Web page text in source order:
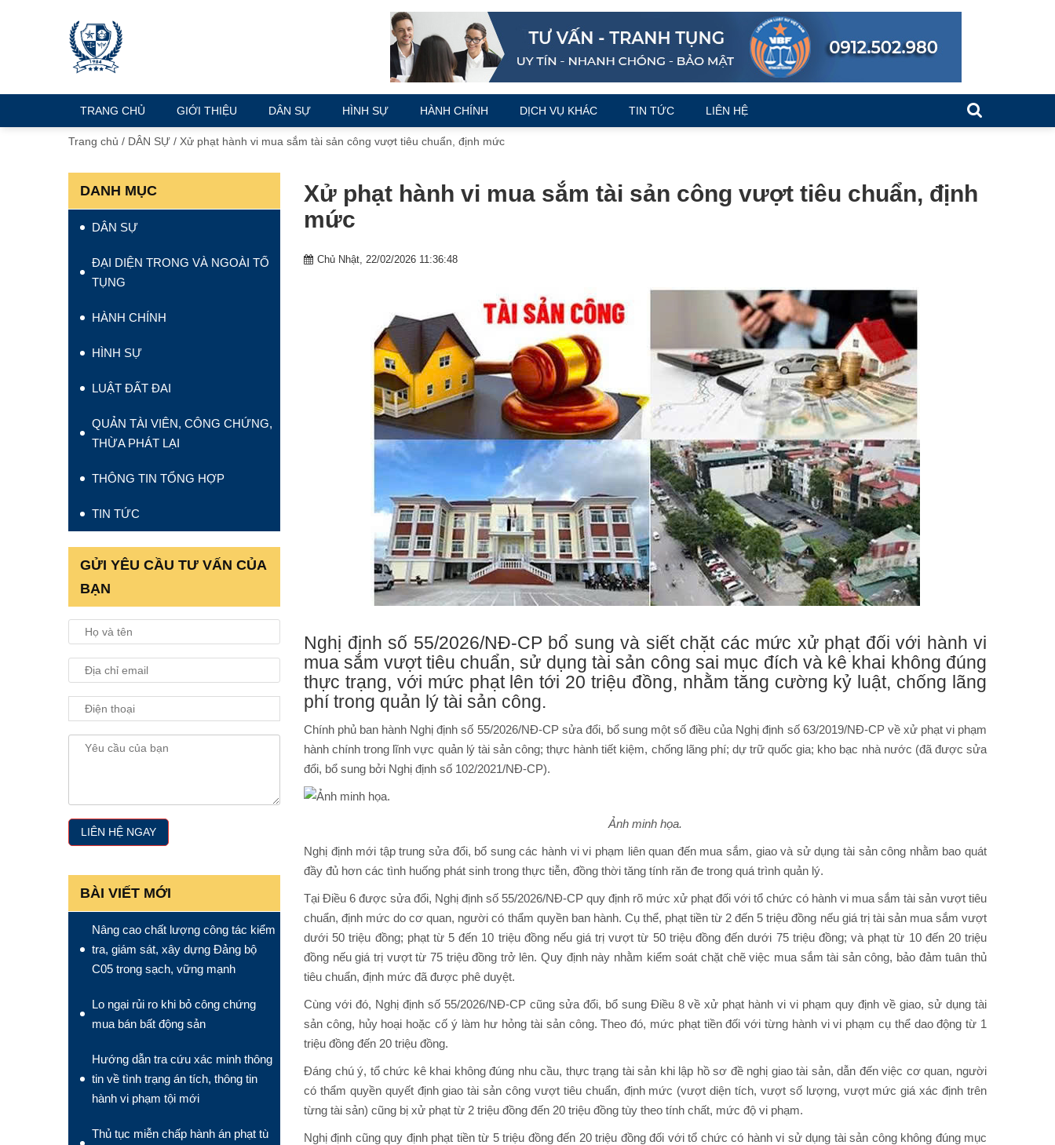
TRANG CHỦ GIỚI THIỆU DÂN SỰ HÌNH SỰ HÀNH CHÍNH DỊCH VỤ KHÁC TIN TỨC LIÊN HỆ
Trang chủ / DÂN SỰ / Xử phạt hành vi mua sắm tài sản công vượt tiêu chuẩn, định mức
Xử phạt hành vi mua sắm tài sản công vượt tiêu chuẩn, định
mức
Chủ Nhật, 22/02/2026 11:36:48
Nghị định số 55/2026/NĐ-CP bổ sung và siết chặt các mức xử phạt đối với hành vi
mua sắm vượt tiêu chuẩn, sử dụng tài sản công sai mục đích và kê khai không đúng
thực trạng, với mức phạt lên tới 20 triệu đồng, nhằm tăng cường kỷ luật, chống lãng
phí trong quản lý tài sản công.
Chính phủ ban hành Nghị định số 55/2026/NĐ-CP sửa đổi, bổ sung một số điều của Nghị định số 63/2019/NĐ-CP về xử phạt vi phạm
hành chính trong lĩnh vực quản lý tài sản công; thực hành tiết kiệm, chống lãng phí; dự trữ quốc gia; kho bạc nhà nước (đã được sửa
đổi, bổ sung bởi Nghị định số 102/2021/NĐ-CP).
Ảnh minh họa.
Nghị định mới tập trung sửa đổi, bổ sung các hành vi vi phạm liên quan đến mua sắm, giao và sử dụng tài sản công nhằm bao quát
đầy đủ hơn các tình huống phát sinh trong thực tiễn, đồng thời tăng tính răn đe trong quá trình quản lý.
Tại Điều 6 được sửa đổi, Nghị định số 55/2026/NĐ-CP quy định rõ mức xử phạt đối với tổ chức có hành vi mua sắm tài sản vượt tiêu
chuẩn, định mức do cơ quan, người có thẩm quyền ban hành. Cụ thể, phạt tiền từ 2 đến 5 triệu đồng nếu giá trị tài sản mua sắm vượt
dưới 50 triệu đồng; phạt từ 5 đến 10 triệu đồng nếu giá trị vượt từ 50 triệu đồng đến dưới 75 triệu đồng; và phạt từ 10 đến 20 triệu
đồng nếu giá trị vượt từ 75 triệu đồng trở lên. Quy định này nhằm kiểm soát chặt chẽ việc mua sắm tài sản công, bảo đảm tuân thủ
tiêu chuẩn, định mức đã được phê duyệt.
Cùng với đó, Nghị định số 55/2026/NĐ-CP cũng sửa đổi, bổ sung Điều 8 về xử phạt hành vi vi phạm quy định về giao, sử dụng tài
sản công, hủy hoại hoặc cố ý làm hư hỏng tài sản công. Theo đó, mức phạt tiền đối với từng hành vi vi phạm cụ thể dao động từ 1
triệu đồng đến 20 triệu đồng.
Đáng chú ý, tổ chức kê khai không đúng nhu cầu, thực trạng tài sản khi lập hồ sơ đề nghị giao tài sản, dẫn đến việc cơ quan, người
có thẩm quyền quyết định giao tài sản công vượt tiêu chuẩn, định mức (vượt diện tích, vượt số lượng, vượt mức giá xác định trên
từng tài sản) cũng bị xử phạt từ 2 triệu đồng đến 20 triệu đồng tùy theo tính chất, mức độ vi phạm.
Nghị định cũng quy định phạt tiền từ 5 triệu đồng đến 20 triệu đồng đối với tổ chức có hành vi sử dụng tài sản công không đúng mục
DANH MỤC
DÂN SỰ
ĐẠI DIỆN TRONG VÀ NGOÀI TỐ
TỤNG
HÀNH CHÍNH
HÌNH SỰ
LUẬT ĐẤT ĐAI
QUẢN TÀI VIÊN, CÔNG CHỨNG,
THỪA PHÁT LẠI
THÔNG TIN TỔNG HỢP
TIN TỨC
GỬI YÊU CẦU TƯ VẤN CỦA
BẠN
BÀI VIẾT MỚI
Nâng cao chất lượng công tác kiểm
tra, giám sát, xây dựng Đảng bộ
C05 trong sạch, vững mạnh
Lo ngại rủi ro khi bỏ công chứng
mua bán bất động sản
Hướng dẫn tra cứu xác minh thông
tin về tình trạng án tích, thông tin
hành vi phạm tội mới
Thủ tục miễn chấp hành án phạt tù